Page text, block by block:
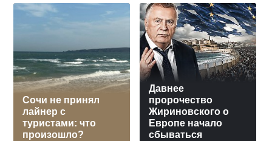
Сочи не принял
лайнер с
туристами: что
произошло?
Давнее
пророчество
Жириновского о
Европе начало
сбываться